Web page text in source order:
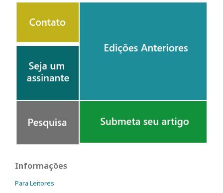
Informações
Para Leitores